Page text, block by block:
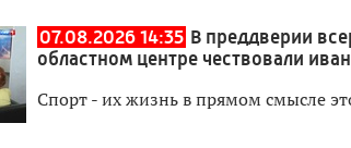
07.08.2026 14:35 В преддверии
областном центре чествовали
Спорт - их жизнь в прямом смысле